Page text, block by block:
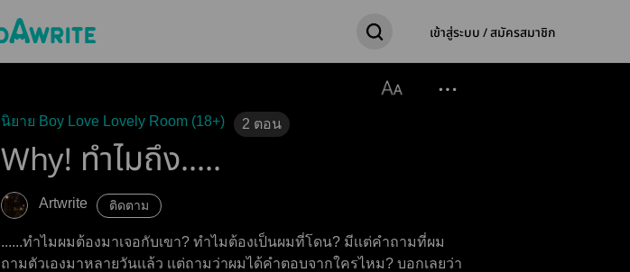
เข้าสู่ระบบ / สมัครสมาชิก
นิยาย Boy Love Lovely Room (18+) 2 ตอน
Why! ทำไมถึง.....
Artwrite ติดตาม
......ทำไมผมต้องมาเจอกับเขา? ทำไมต้องเป็นผมที่โดน? มีเเต่คำถามที่ผม
ถามตัวเองมาหลายวันเเล้ว เเต่ถามว่าผมได้คำตอบจากใครไหม? บอกเลยว่า